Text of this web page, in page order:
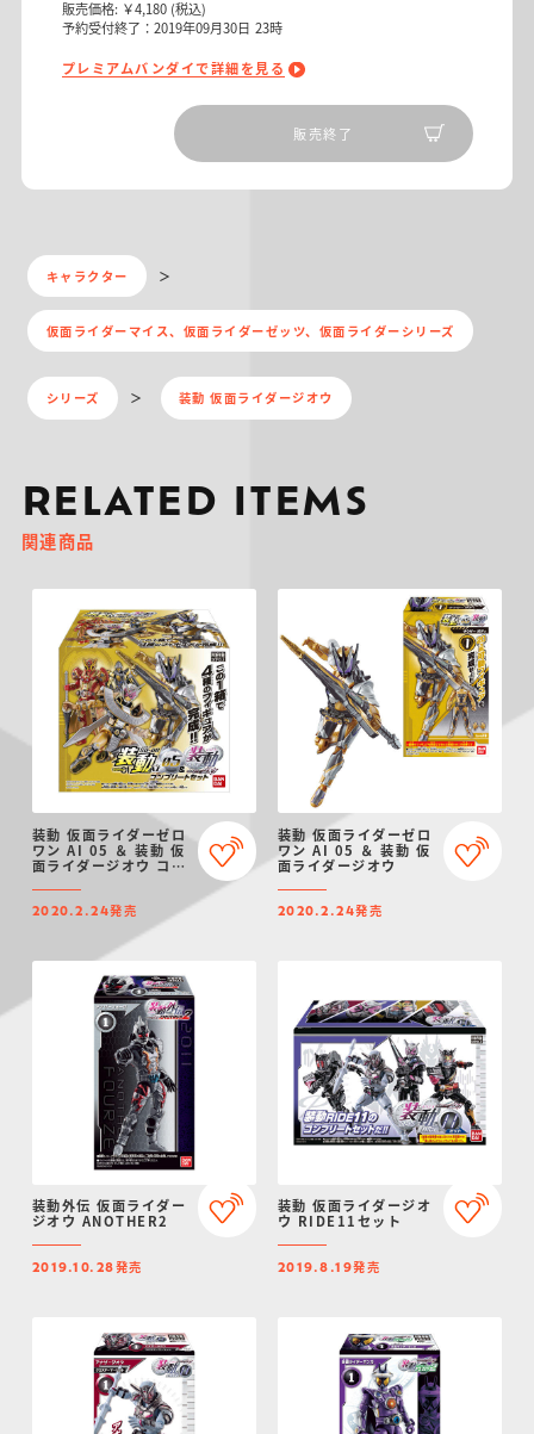
販売価格: ￥4,180 (税込)
予約受付終了：2019年09月30日 23時
プレミアムバンダイで詳細を見る
販売終了
キャラクター
仮面ライダーマイス、仮面ライダーゼッツ、仮面ライダーシリーズ
シリーズ 装動 仮面ライダージオウ
RELATED ITEMS
関連商品
装動 仮面ライダーゼロ
ワン AI 05 ＆ 装動 仮
面ライダージオウ コン
2020.2.24発売
装動 仮面ライダーゼロ
ワン AI 05 ＆ 装動 仮
面ライダージオウ
2020.2.24発売
装動外伝 仮面ライダー
ジオウ ANOTHER2
2019.10.28発売
装動 仮面ライダージオ
ウ RIDE11セット
2019.8.19発売